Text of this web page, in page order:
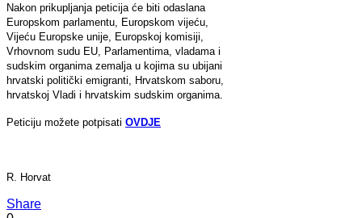
Nakon prikupljanja peticija će biti odaslana
Europskom parlamentu, Europskom vijeću,
Vijeću Europske unije, Europskoj komisiji,
Vrhovnom sudu EU, Parlamentima, vladama i
sudskim organima zemalja u kojima su ubijani
hrvatski politički emigranti, Hrvatskom saboru,
hrvatskoj Vladi i hrvatskim sudskim organima.
Peticiju možete potpisati OVDJE
R. Horvat
Share